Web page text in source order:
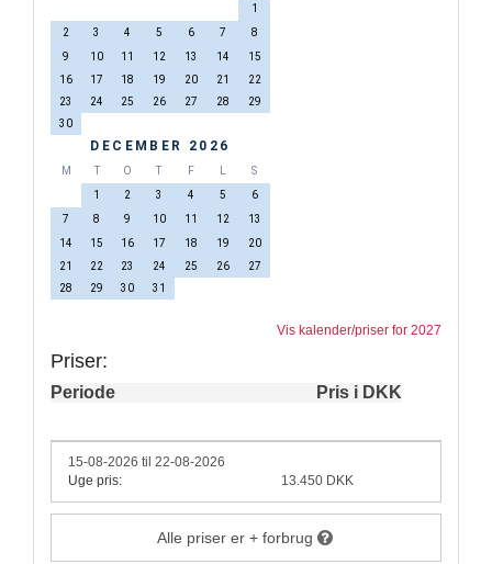
1
2
3 4 5 6 7
8
9
10 11 12 13 14
15
16
17 18 19 20 21
22
23
24 25 26 27 28
29
30
DECEMBER 2026
M T O T F
S
1
2 3 4 5
6
7
8 9 10 11 12
13
14
15 16 17 18 19
20
21
22 23 24 25 26
27
28
29 30 31
Vis kalender/priser for 2027
Priser:
Periode Pris i DKK
15-08-2026 til 22-08-2026
Uge pris:
13.450 DKK
Alle priser er + forbrug